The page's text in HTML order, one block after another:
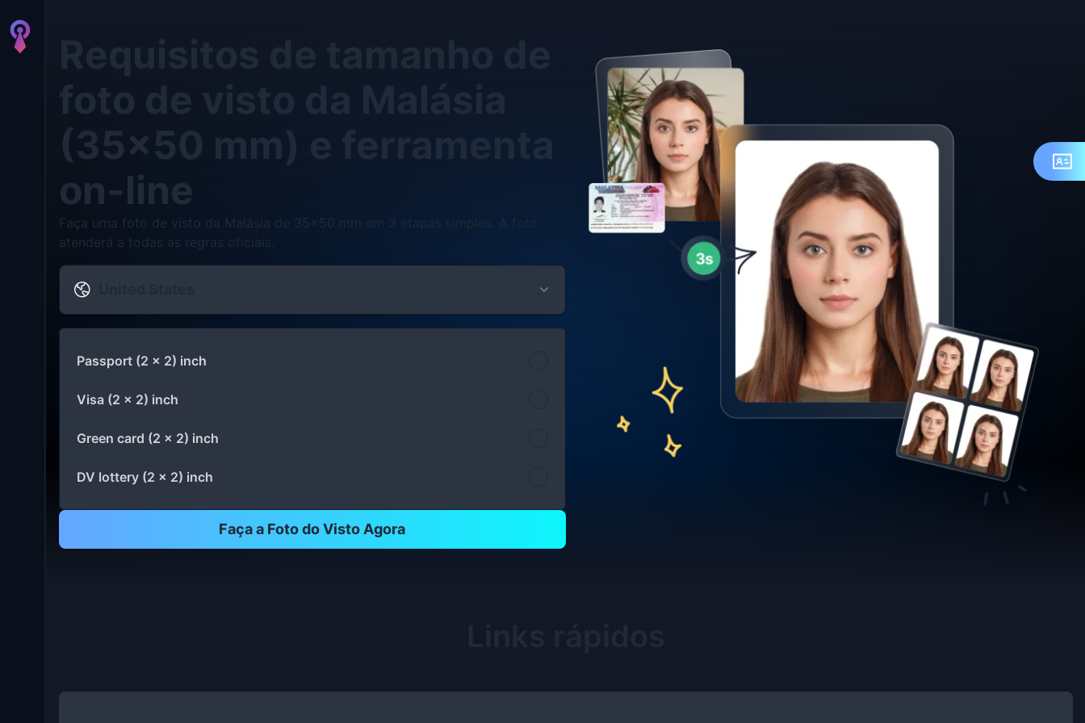
foto de visto da Malásia
(35x50 mm) e ferramenta
on-line
Faça uma foto de visto da Malásia de 35x50 mm em 3 etapas simples. A foto
atenderá a todas as regras oficiais.
Passport (2 x 2) inch
Visa (2 x 2) inch
Green card (2 x 2) inch
DV lottery (2 x 2) inch
Faça a Foto do Visto Agora